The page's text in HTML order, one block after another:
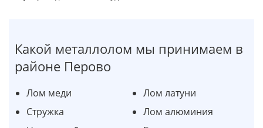
Какой металлолом мы принимаем в
районе Перово
Лом меди
Лом латуни
Стружка
Лом алюминия